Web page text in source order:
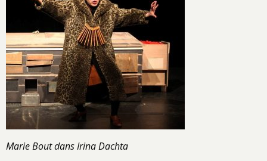
Marie Bout dans Irina Dachta